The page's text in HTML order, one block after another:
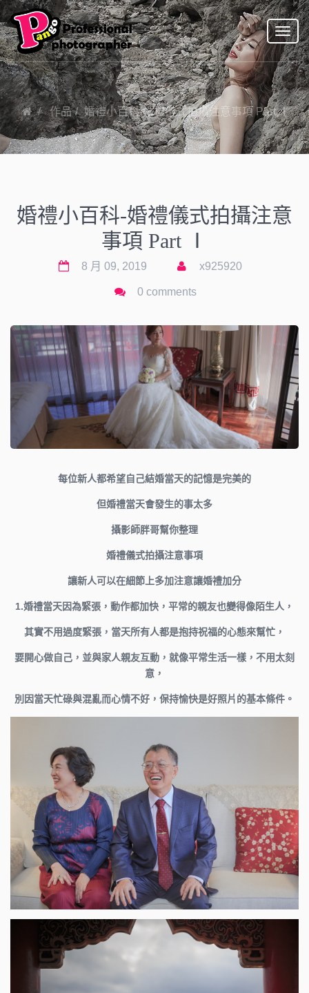
作品 婚禮小百科-婚禮儀式拍攝注意事項 Part Ⅰ
婚禮小百科-婚禮儀式拍攝注意
事項 Part Ⅰ
8 月 09, 2019 x925920
0 comments
每位新人都希望自己結婚當天的記憶是完美的
但婚禮當天會發生的事太多
攝影師胖哥幫你整理
婚禮儀式拍攝注意事項
讓新人可以在細節上多加注意讓婚禮加分
1.婚禮當天因為緊張，動作都加快，平常的親友也變得像陌生人，
其實不用過度緊張，當天所有人都是抱持祝福的心態來幫忙，
要開心做自己，並與家人親友互動，就像平常生活一樣，不用太刻
意，
別因當天忙碌與混亂而心情不好，保持愉快是好照片的基本條件。